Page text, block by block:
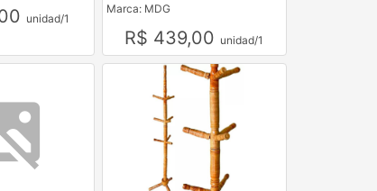
unidad/1
Marca: MDG
R$ 439,00 unidad/1